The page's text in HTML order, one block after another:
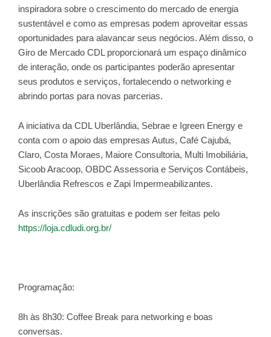
inspiradora sobre o crescimento do mercado de energia
sustentável e como as empresas podem aproveitar essas
oportunidades para alavancar seus negócios. Além disso, o
Giro de Mercado CDL proporcionará um espaço dinâmico
de interação, onde os participantes poderão apresentar
seus produtos e serviços, fortalecendo o networking e
abrindo portas para novas parcerias.
A iniciativa da CDL Uberlândia, Sebrae e Igreen Energy e
conta com o apoio das empresas Autus, Café Cajubá,
Claro, Costa Moraes, Maiore Consultoria, Multi Imobiliária,
Sicoob Aracoop, OBDC Assessoria e Serviços Contábeis,
Uberlândia Refrescos e Zapi Impermeabilizantes.
As inscrições são gratuitas e podem ser feitas pelo
https://loja.cdludi.org.br/
Programação:
8h às 8h30: Coffee Break para networking e boas
conversas.